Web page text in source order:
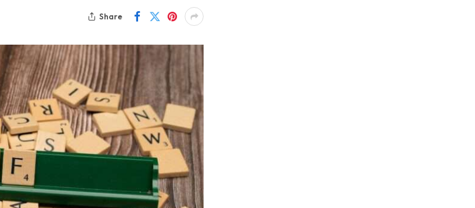
Share